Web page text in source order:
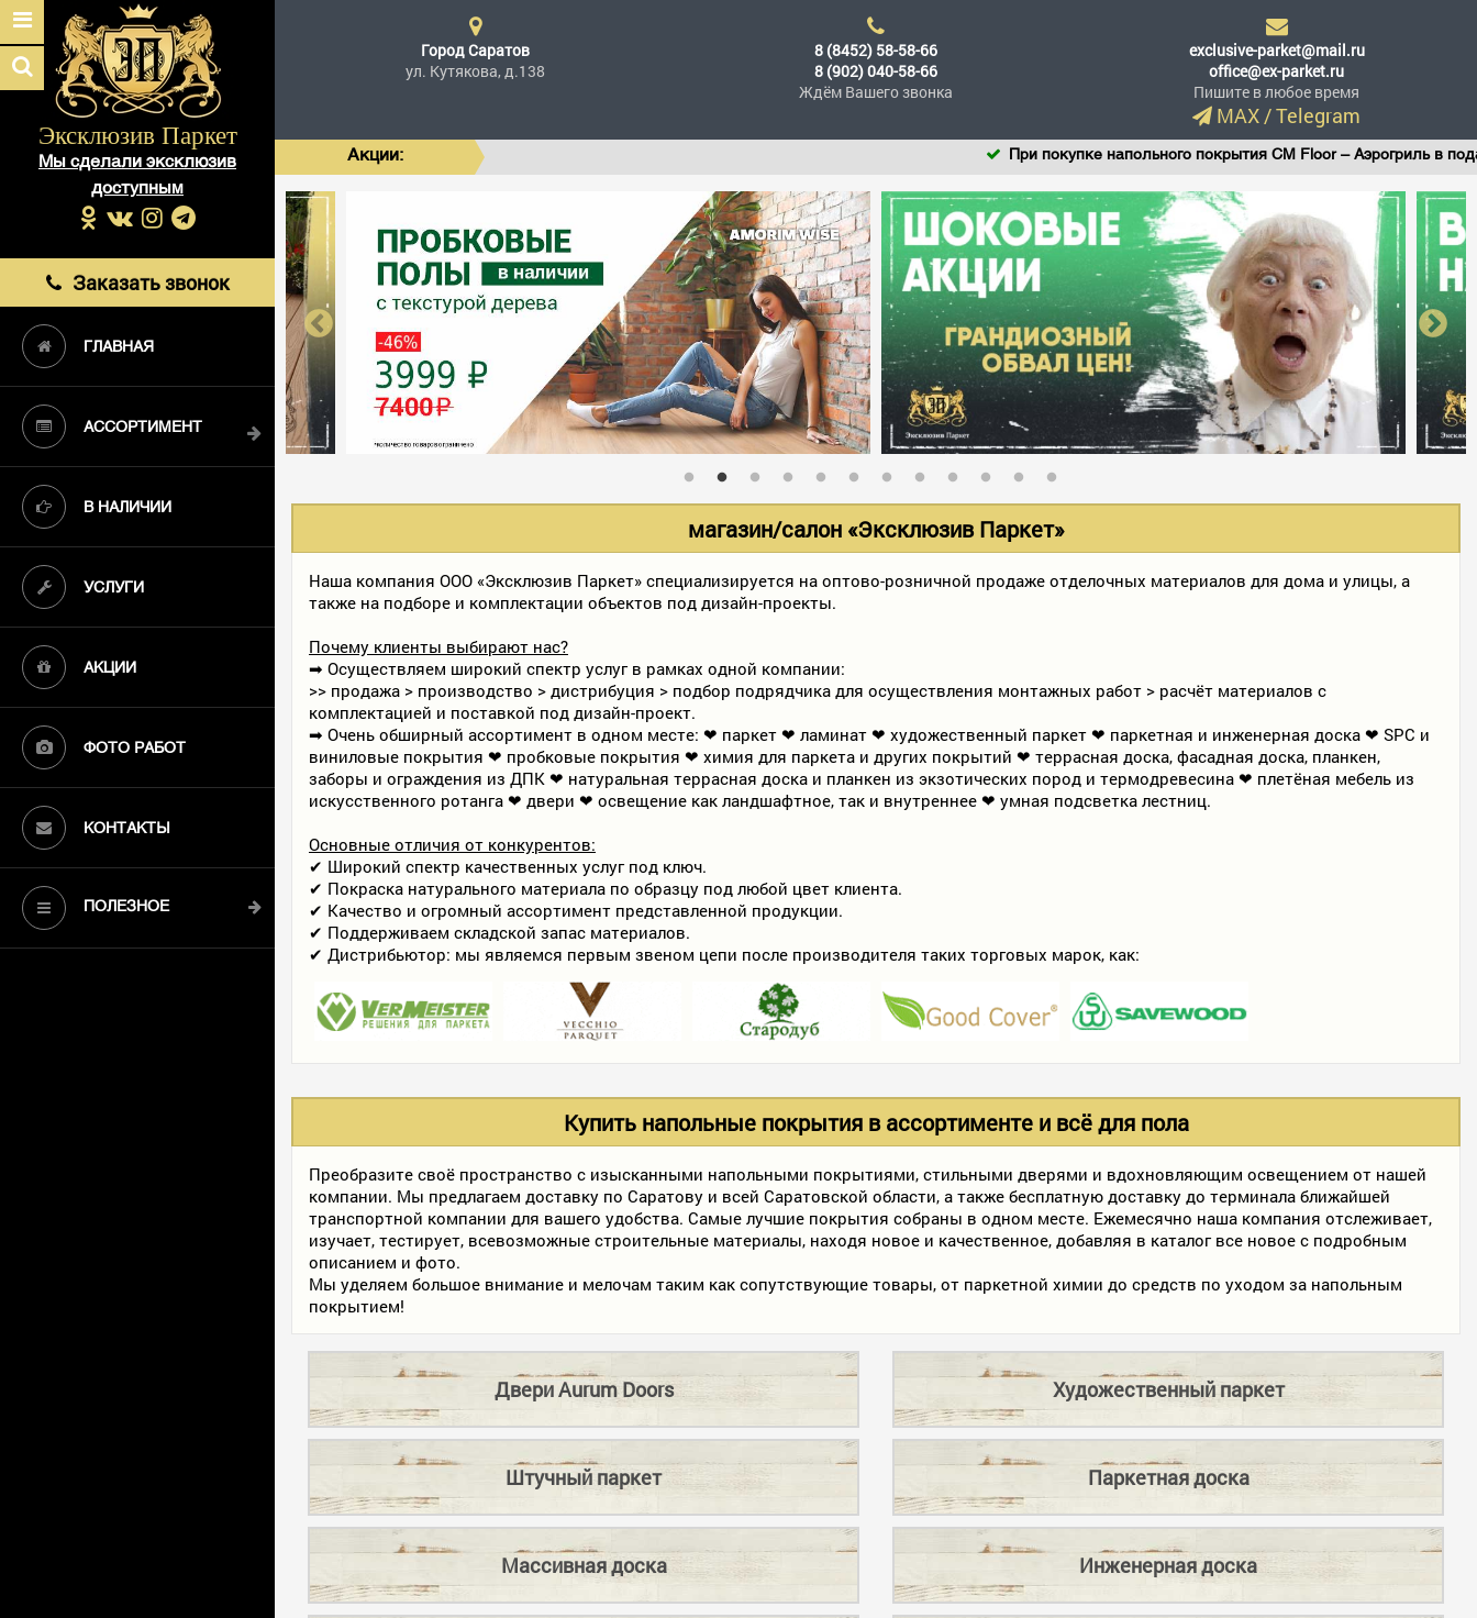
Эксклюзив Паркет
Мы сделали эксклюзив
доступным
Заказать звонок
ГЛАВНАЯ
АССОРТИМЕНТ
В НАЛИЧИИ
УСЛУГИ
АКЦИИ
ФОТО РАБОТ
КОНТАКТЫ
ПОЛЕЗНОЕ
ГородСаратов
ул. Кутякова, д.138
8 (8452) 58-58-66
8 (902) 040-58-66
Ждём Вашего звонка
exclusive-parket@mail.ru
office@ex-parket.ru
Пишите в любое время
MAX/Telegram
Акции: При покупке напольного покрытия CM Floor – Аэрогриль в подарок!
магазин/cалон «Эксклюзив Паркет»
Наша компания ООО «Эксклюзив Паркет» специализируется на оптово-розничной продаже отделочных материалов для дома и улицы, а
также на подборе и комплектации объектов под дизайн-проекты.
Почему клиенты выбирают нас?
➡ Осуществляем широкий спектр услуг в рамках одной компании:
>> продажа > производство > дистрибуция > подбор подрядчика для осуществления монтажных работ > расчёт материалов с
комплектацией и поставкой под дизайн-проект.
➡ Очень обширный ассортимент в одном месте: ❤ паркет ❤ ламинат ❤ художественный паркет ❤ паркетная и инженерная доска ❤ SPC и
виниловые покрытия ❤ пробковые покрытия ❤ химия для паркета и других покрытий ❤ террасная доска, фасадная доска, планкен,
заборы и ограждения из ДПК ❤ натуральная террасная доска и планкен из экзотических пород и термодревесина ❤ плетёная мебель из
искусственного ротанга ❤ двери ❤ освещение как ландшафтное, так и внутреннее ❤ умная подсветка лестниц.
Основные отличия от конкурентов:
✔ Широкий спектр качественных услуг под ключ.
✔ Покраска натурального материала по образцу под любой цвет клиента.
✔ Качество и огромный ассортимент представленной продукции.
✔ Поддерживаем складской запас материалов.
✔ Дистрибьютор: мы являемся первым звеном цепи после производителя таких торговых марок, как:
Купить напольные покрытия в ассортименте и всё для пола
Преобразите своё пространство с изысканными напольными покрытиями, стильными дверями и вдохновляющим освещением от нашей
компании. Мы предлагаем доставку по Саратову и всей Саратовской области, а также бесплатную доставку до терминала ближайшей
транспортной компании для вашего удобства. Самые лучшие покрытия собраны в одном месте. Ежемесячно наша компания отслеживает,
изучает, тестирует, всевозможные строительные материалы, находя новое и качественное, добавляя в каталог все новое с подробным
описанием и фото.
Мы уделяем большое внимание и мелочам таким как сопутствующие товары, от паркетной химии до средств по уходом за напольным
покрытием!
Двери Aurum Doors Художественный паркет
Штучный паркет Паркетная доска
Массивная доска Инженерная доска